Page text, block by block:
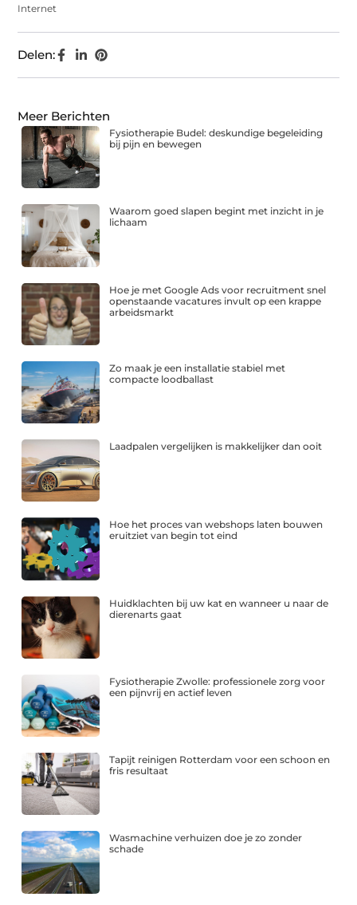
Internet
Delen:
Meer Berichten
Fysiotherapie Budel: deskundige begeleiding
bij pijn en bewegen
Waarom goed slapen begint met inzicht in je
lichaam
Hoe je met Google Ads voor recruitment snel
openstaande vacatures invult op een krappe
arbeidsmarkt
Zo maak je een installatie stabiel met
compacte loodballast
Laadpalen vergelijken is makkelijker dan ooit
Hoe het proces van webshops laten bouwen
eruitziet van begin tot eind
Huidklachten bij uw kat en wanneer u naar de
dierenarts gaat
Fysiotherapie Zwolle: professionele zorg voor
een pijnvrij en actief leven
Tapijt reinigen Rotterdam voor een schoon en
fris resultaat
Wasmachine verhuizen doe je zo zonder
schade